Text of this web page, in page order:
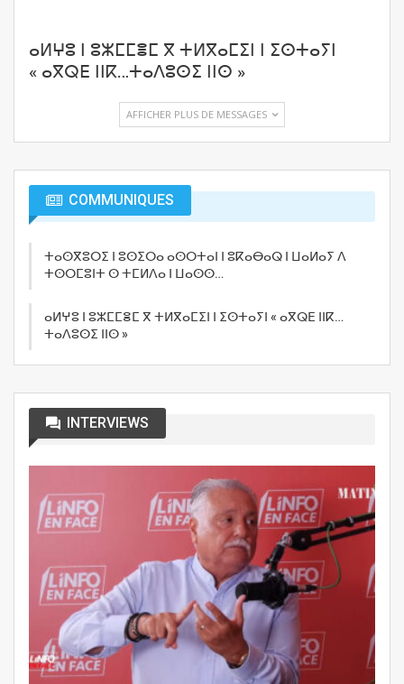
ⴰⵍⵖⵓ ⵏ ⵓⵣⵎⵎⴻⵎ ⴳ ⵜⵍⴳⴰⵎⵉⵏ ⵏ ⵉⵙⵜⴰⵢⵏ
« ⴰⴳⵕⴹ ⵏⵏⴽ…ⵜⴰⴷⵓⵙⵉ ⵏⵏⵙ »
AFFICHER PLUS DE MESSAGES
COMMUNIQUES
ⵜⴰⵙⴳⵓⵔⵉ ⵏ ⵓⵙⵉⵔⴰ ⴰⵙⵔⵜⴰⵏ ⵏ ⵓⴽⴰⴱⴰⵕ ⵏ ⵡⴰⵍⴰⵢ ⴷ
ⵜⵙⵔⵎⵓⵏⵜ ⵙ ⵜⵎⵍⴷⴰ ⵏ ⵡⴰⵙⵙ…
ⴰⵍⵖⵓ ⵏ ⵓⵣⵎⵎⴻⵎ ⴳ ⵜⵍⴳⴰⵎⵉⵏ ⵏ ⵉⵙⵜⴰⵢⵏ « ⴰⴳⵕⴹ ⵏⵏⴽ…
ⵜⴰⴷⵓⵙⵉ ⵏⵏⵙ »
INTERVIEWS